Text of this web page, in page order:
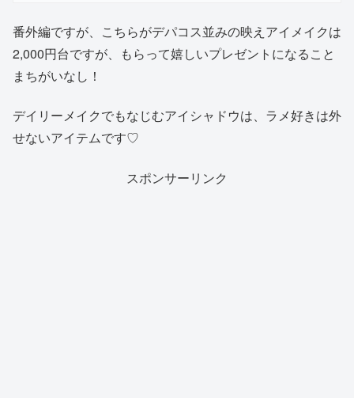
購
入
番外編ですが、こちらがデパコス並みの映えアイメイクは
2,000円台ですが、もらって嬉しいプレゼントになること
まちがいなし！
デイリーメイクでもなじむアイシャドウは、ラメ好きは外
せないアイテムです♡
スポンサーリンク